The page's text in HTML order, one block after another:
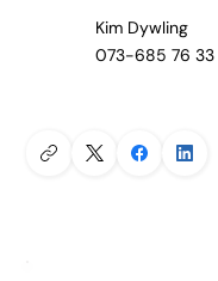
Kim Dywling
073-685 76 33